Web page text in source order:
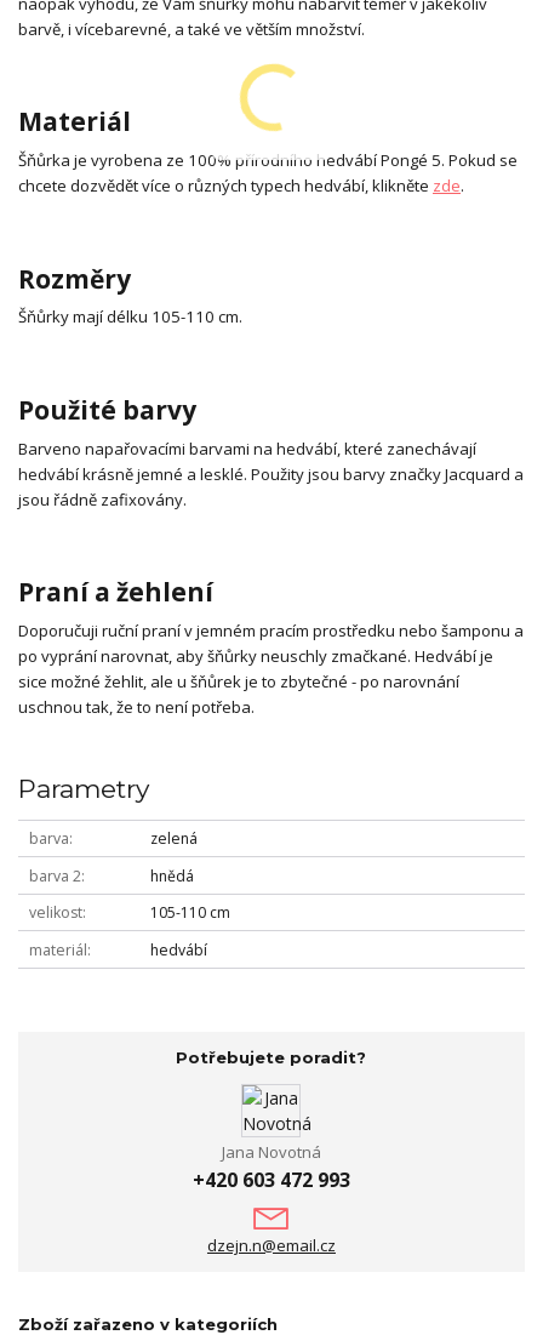
barvě, i vícebarevné, a také ve větším množství.
Materiál
Šňůrka je vyrobena ze 100% přírodního hedvábí Pongé 5. Pokud se
chcete dozvědět více o různých typech hedvábí, klikněte zde.
Rozměry
Šňůrky mají délku 105-110 cm.
Použité barvy
Barveno napařovacími barvami na hedvábí, které zanechávají
hedvábí krásně jemné a lesklé. Použity jsou barvy značky Jacquard a
jsou řádně zafixovány.
Praní a žehlení
Doporučuji ruční praní v jemném pracím prostředku nebo šamponu a
po vyprání narovnat, aby šňůrky neuschly zmačkané. Hedvábí je
sice možné žehlit, ale u šňůrek je to zbytečné - po narovnání
uschnou tak, že to není potřeba.
Parametry
barva
zelená
barva 2
hnědá
velikost
105-110 cm
materiál
hedvábí
Potřebujete poradit?
Jana Novotná
+420 603 472 993
dzejn.n@email.cz
Zboží zařazeno v kategoriích